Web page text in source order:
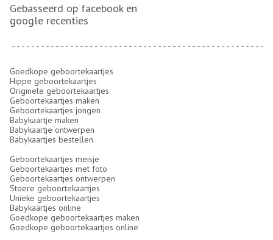
Gebasseerd op facebook en
google recenties
Goedkope geboortekaartjes
Hippe geboortekaartjes
Originele geboortekaartjes
Geboortekaartjes maken
Geboortekaartjes jongen
Babykaartje maken
Babykaartje ontwerpen
Babykaartjes bestellen
Geboortekaartjes meisje
Geboortekaartjes met foto
Geboortekaartjes ontwerpen
Stoere geboortekaartjes
Unieke geboortekaartjes
Babykaartjes online
Goedkope geboortekaartjes maken
Goedkope geboortekaartjes online